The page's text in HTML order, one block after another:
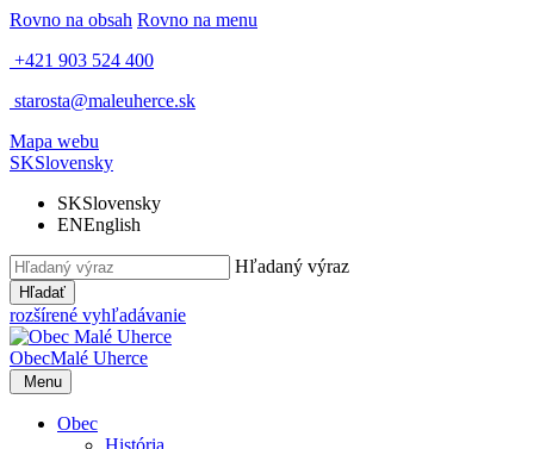
Rovno na obsah Rovno na menu
+421 903 524 400
starosta@maleuherce.sk
Mapa webu
SKSlovensky
SKSlovensky
ENEnglish
Hľadaný výraz
Hľadať
rozšírené vyhľadávanie
ObecMalé Uherce
Menu
Obec
História